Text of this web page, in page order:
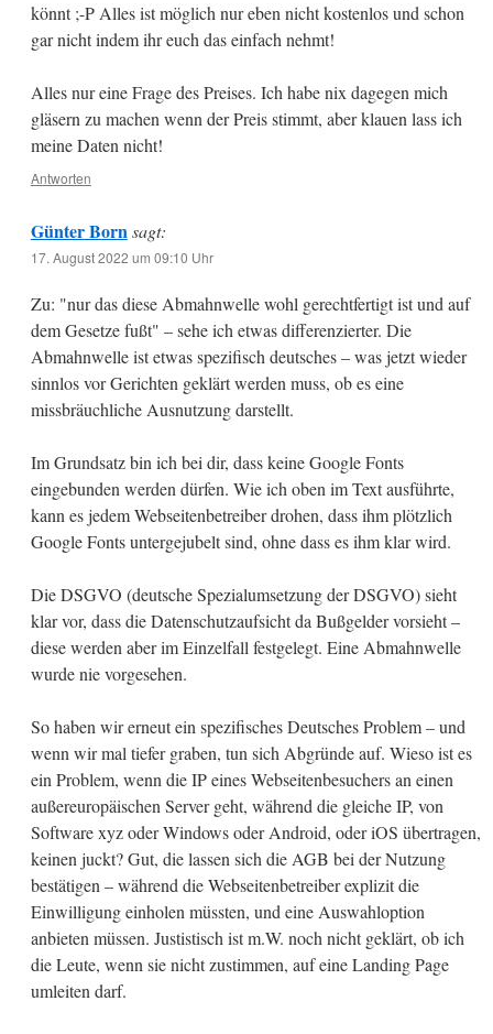
könnt ;-P Alles ist möglich nur eben nicht kostenlos und schon
gar nicht indem ihr euch das einfach nehmt!
Alles nur eine Frage des Preises. Ich habe nix dagegen mich
gläsern zu machen wenn der Preis stimmt, aber klauen lass ich
meine Daten nicht!
Antworten
Günter Born sagt:
17. August 2022 um 09:10 Uhr
Zu: "nur das diese Abmahnwelle wohl gerechtfertigt ist und auf
dem Gesetze fußt" – sehe ich etwas differenzierter. Die
Abmahnwelle ist etwas spezifisch deutsches – was jetzt wieder
sinnlos vor Gerichten geklärt werden muss, ob es eine
missbräuchliche Ausnutzung darstellt.
Im Grundsatz bin ich bei dir, dass keine Google Fonts
eingebunden werden dürfen. Wie ich oben im Text ausführte,
kann es jedem Webseitenbetreiber drohen, dass ihm plötzlich
Google Fonts untergejubelt sind, ohne dass es ihm klar wird.
Die DSGVO (deutsche Spezialumsetzung der DSGVO) sieht
klar vor, dass die Datenschutzaufsicht da Bußgelder vorsieht –
diese werden aber im Einzelfall festgelegt. Eine Abmahnwelle
wurde nie vorgesehen.
So haben wir erneut ein spezifisches Deutsches Problem – und
wenn wir mal tiefer graben, tun sich Abgründe auf. Wieso ist es
ein Problem, wenn die IP eines Webseitenbesuchers an einen
außereuropäischen Server geht, während die gleiche IP, von
Software xyz oder Windows oder Android, oder iOS übertragen,
keinen juckt? Gut, die lassen sich die AGB bei der Nutzung
bestätigen – während die Webseitenbetreiber explizit die
Einwilligung einholen müssten, und eine Auswahloption
anbieten müssen. Justistisch ist m.W. noch nicht geklärt, ob ich
die Leute, wenn sie nicht zustimmen, auf eine Landing Page
umleiten darf.